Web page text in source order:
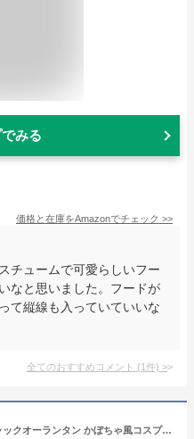
みる
価格と在庫をAmazonでチェック >>
チュームで可愛らしいフー
なと思いました。フードが
て縦線も入っていていいな
全てのおすすめコメント (1件) >
[simprettycos] ハロウィン ジャックオーランタン かぼちゃ風コスプレ パンプキン衣装 コスチューム ポンチョ 帽子付きセット 服 衣装 仮装 アダルト 大人用 lb100004b01n0